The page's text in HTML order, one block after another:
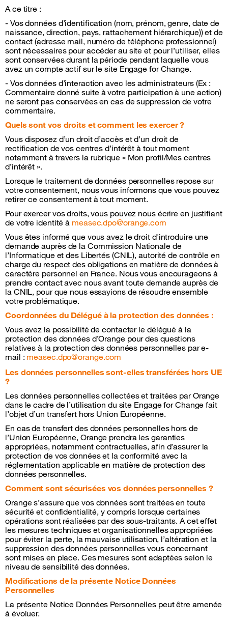
A ce titre :
- Vos données d’identification (nom, prénom, genre, date de
naissance, direction, pays, rattachement hiérarchique)) et de
contact (adresse mail, numéro de téléphone professionnel)
sont nécessaires pour accéder au site et pour l’utiliser, elles
sont conservées durant la période pendant laquelle vous
avez un compte actif sur le site Engage for Change.
- Vos données d’interaction avec les administrateurs (Ex :
Commentaire donné suite à votre participation à une action)
ne seront pas conservées en cas de suppression de votre
commentaire.
Quels sont vos droits et comment les exercer ?
Vous disposez d’un droit d’accès et d’un droit de
rectification de vos centres d’intérêt à tout moment
notamment à travers la rubrique « Mon profil/Mes centres
d’intérêt ».
Lorsque le traitement de données personnelles repose sur
votre consentement, nous vous informons que vous pouvez
retirer ce consentement à tout moment.
Pour exercer vos droits, vous pouvez nous écrire en justifiant
de votre identité à measec.dpo@orange.com
Vous êtes informé que vous avez le droit d'introduire une
demande auprès de la Commission Nationale de
l’Informatique et des Libertés (CNIL), autorité de contrôle en
charge du respect des obligations en matière de données à
caractère personnel en France. Nous vous encourageons à
prendre contact avec nous avant toute demande auprès de
la CNIL, pour que nous essayions de résoudre ensemble
votre problématique.
Coordonnées du Délégué à la protection des données :
Vous avez la possibilité de contacter le délégué à la
protection des données d’Orange pour des questions
relatives à la protection des données personnelles par e-
mail : measec.dpo@orange.com
Les données personnelles sont-elles transférées hors UE
?
Les données personnelles collectées et traitées par Orange
dans le cadre de l’utilisation du site Engage for Change fait
l’objet d’un transfert hors Union Européenne.
En cas de transfert des données personnelles hors de
l’Union Européenne, Orange prendra les garanties
appropriées, notamment contractuelles, afin d’assurer la
protection de vos données et la conformité avec la
réglementation applicable en matière de protection des
données personnelles.
Comment sont sécurisées vos données personnelles ?
Orange s’assure que vos données sont traitées en toute
sécurité et confidentialité, y compris lorsque certaines
opérations sont réalisées par des sous-traitants. A cet effet
les mesures techniques et organisationnelles appropriées
pour éviter la perte, la mauvaise utilisation, l’altération et la
suppression des données personnelles vous concernant
sont mises en place. Ces mesures sont adaptées selon le
niveau de sensibilité des données.
Modifications de la présente Notice Données
Personnelles
La présente Notice Données Personnelles peut être amenée
à évoluer.